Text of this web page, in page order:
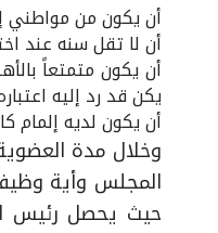
أن يكون من مواطني
أن لا تقل سنه عند
أن يكون متمتعاً
يكن قد رد إليه
أن يكون لديه إلمام
وخلال مدة
حيث يحصل رئيس